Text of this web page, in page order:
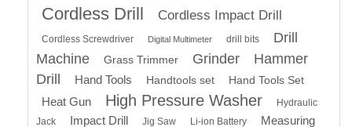
Cordless Drill Cordless Impact Drill
Cordless Screwdriver Digital Multimeter drill bits
Drill
Machine
Grass Trimmer Grinder
Hammer
Drill
Hand Tools Handtools set Hand Tools Set
Heat Gun High Pressure Washer
Hydraulic
Jack
Impact Drill Jig Saw Li-ion Battery Measuring